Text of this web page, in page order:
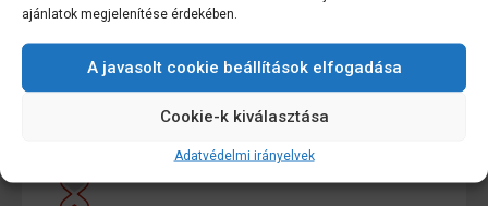
ajánlatok megjelenítése érdekében.
A javasolt cookie beállítások elfogadása
Cookie-k kiválasztása
Adatvédelmi irányelvek